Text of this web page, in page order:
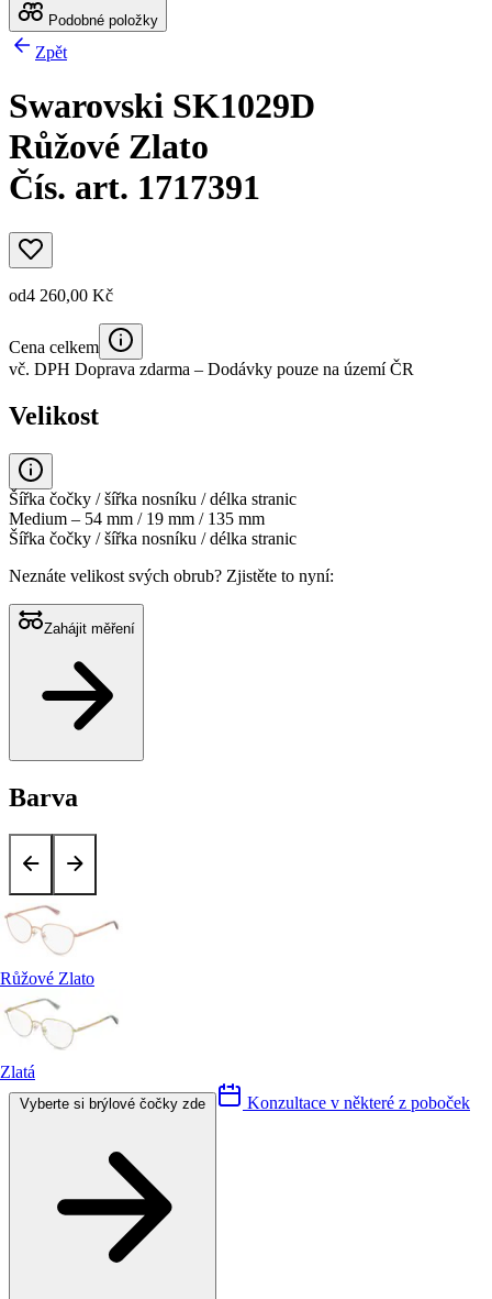
Podobné položky
Zpět
Swarovski SK1029D
Růžové Zlato
Čís. art. 1717391
od4 260,00 Kč
Cena celkem
vč. DPH Doprava zdarma – Dodávky pouze na území ČR
Velikost
Šířka čočky / šířka nosníku / délka stranic
Medium – 54 mm / 19 mm / 135 mm
Šířka čočky / šířka nosníku / délka stranic
Neznáte velikost svých obrub? Zjistěte to nyní:
Zahájit měření
Barva
Růžové Zlato
Zlatá
Konzultace v některé z poboček